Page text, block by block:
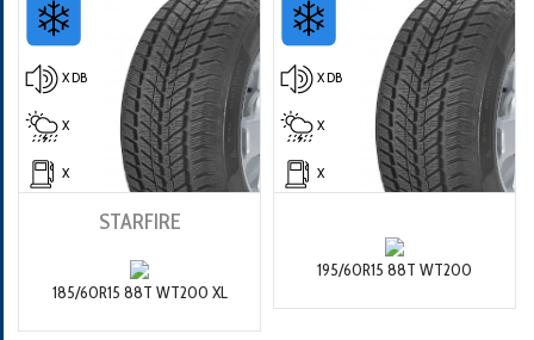
X DB
X
X
STARFIRE
185/60R15 88T WT200 XL
X DB
X
X
195/60R15 88T WT200